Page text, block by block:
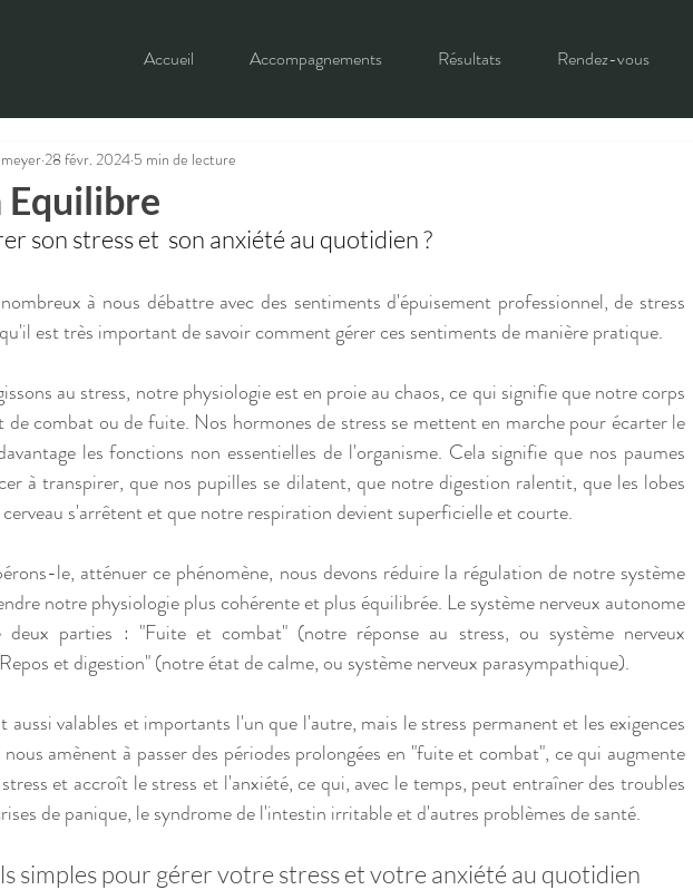
Accueil Accompagnements Résultats Rendez-vous
28 févr. 2024 5 min de lecture
son stress et  son anxiété au quotidien ?
à nous débattre avec des sentiments d'épuisement professionnel, de stress
est très important de savoir comment gérer ces sentiments de manière pratique.
au stress, notre physiologie est en proie au chaos, ce qui signifie que notre corps
de combat ou de fuite. Nos hormones de stress se mettent en marche pour écarter le
les fonctions non essentielles de l'organisme. Cela signifie que nos paumes
à transpirer, que nos pupilles se dilatent, que notre digestion ralentit, que les lobes
s'arrêtent et que notre respiration devient superficielle et courte.
le, atténuer ce phénomène, nous devons réduire la régulation de notre système
notre physiologie plus cohérente et plus équilibrée. Le système nerveux autonome
parties : "Fuite et combat" (notre réponse au stress, ou système nerveux
et digestion" (notre état de calme, ou système nerveux parasympathique).
aussi valables et importants l'un que l'autre, mais le stress permanent et les exigences
amènent à passer des périodes prolongées en "fuite et combat", ce qui augmente
et accroît le stress et l'anxiété, ce qui, avec le temps, peut entraîner des troubles
de panique, le syndrome de l'intestin irritable et d'autres problèmes de santé.
simples pour gérer votre stress et votre anxiété au quotidien